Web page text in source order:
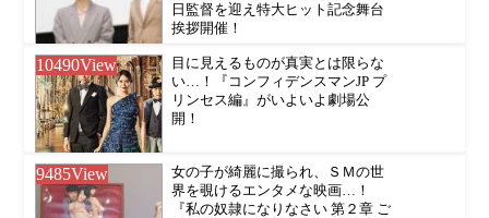
日監督を迎え特大ヒット記念舞台
挨拶開催！
10490View
目に見えるものが真実とは限らな
い…！『コンフィデンスマンJP プ
リンセス編』がいよいよ劇場公
開！
9485View
女の子が綺麗に撮られ、ＳＭの世
界を覗けるエンタメな映画…！
『私の奴隷になりなさい 第２章 ご